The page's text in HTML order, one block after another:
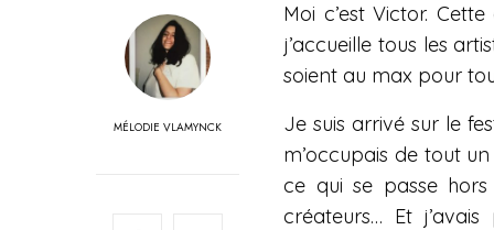
MÉLODIE VLAMYNCK
Moi c’est Victor.
j’accueille tous les
soient au max pour
Je suis arrivé sur le
m’occupais de tout
ce qui se passe
créateurs… Et